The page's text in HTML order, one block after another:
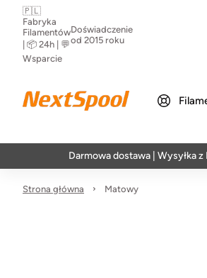
🇵🇱
Fabryka
Filamentów
| 📦 24h | 💬
Wsparcie
Doświadczenie
od 2015 roku
Darmowa dostawa | Wysyłka z
Strona główna Matowy